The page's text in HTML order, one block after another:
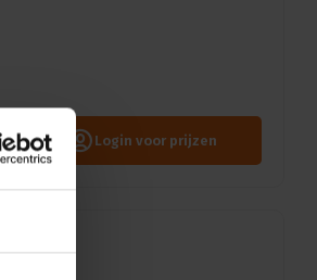
Login voor prijzen